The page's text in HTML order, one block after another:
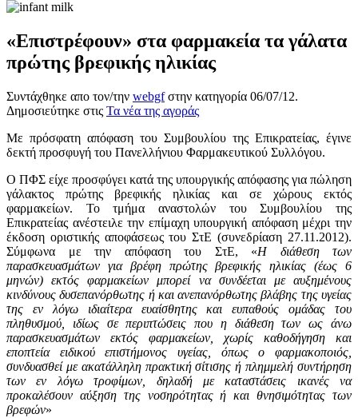
«Επιστρέφουν» στα φαρμακεία τα γάλατα
πρώτης βρεφικής ηλικίας
Συντάχθηκε απο τον/την webgfστην κατηγορία 06/07/12.
Δημοσιεύτηκε στις Τα νέα της αγοράς
Με πρόσφατη απόφαση του Συμβουλίου της Επικρατείας, έγινε
δεκτή προσφυγή του Πανελλήνιου Φαρμακευτικού Συλλόγου.
Ο ΠΦΣ είχε προσφύγει κατά της υπουργικής απόφασης για πώληση
γάλακτος πρώτης βρεφικής ηλικίας και σε χώρους εκτός
φαρμακείων. Το τμήμα αναστολών του Συμβουλίου της
Επικρατείας ανέστειλε την επίμαχη υπουργική απόφαση μέχρι την
έκδοση οριστικής αποφάσεως του ΣτΕ (συνεδρίαση 27.11.2012).
Σύμφωνα με την απόφαση του ΣτΕ, «Η διάθεση των
παρασκευασμάτων για βρέφη πρώτης βρεφικής ηλικίας (έως 6
μηνών) εκτός φαρμακείων μπορεί να συνδέεται με αυξημένους
κινδύνους δυσεπανόρθωτης ή και ανεπανόρθωτης βλάβης της υγείας
της εν λόγω ιδιαίτερα ευαίσθητης και ευπαθούς ομάδας του
πληθυσμού, ιδίως σε περιπτώσεις που η διάθεση των ως άνω
παρασκευασμάτων εκτός φαρμακείων, χωρίς καθοδήγηση και
εποπτεία ειδικού επιστήμονος υγείας, όπως ο φαρμακοποιός,
συνδυασθεί με ακατάλληλη πρακτική σίτισης ή πλημμελή συντήρηση
των εν λόγω τροφίμων, δηλαδή με καταστάσεις ικανές να
προκαλέσουν αύξηση της νοσηρότητας ή και θνησιμότητας των
βρεφών»